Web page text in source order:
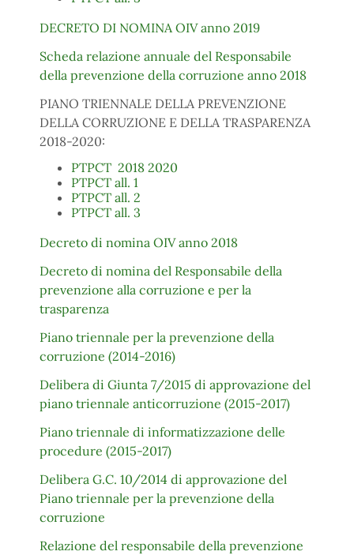
DECRETO DI NOMINA OIV anno 2019
Scheda relazione annuale del Responsabile
della prevenzione della corruzione anno 2018
PIANO TRIENNALE DELLA PREVENZIONE
DELLA CORRUZIONE E DELLA TRASPARENZA
2018-2020:
PTPCT 2018 2020
PTPCT all. 1
PTPCT all. 2
PTPCT all. 3
Decreto di nomina OIV anno 2018
Decreto di nomina del Responsabile della
prevenzione alla corruzione e per la
trasparenza
Piano triennale per la prevenzione della
corruzione (2014-2016)
Delibera di Giunta 7/2015 di approvazione del
piano triennale anticorruzione (2015-2017)
Piano triennale di informatizzazione delle
procedure (2015-2017)
Delibera G.C. 10/2014 di approvazione del
Piano triennale per la prevenzione della
corruzione
Relazione del responsabile della prevenzione